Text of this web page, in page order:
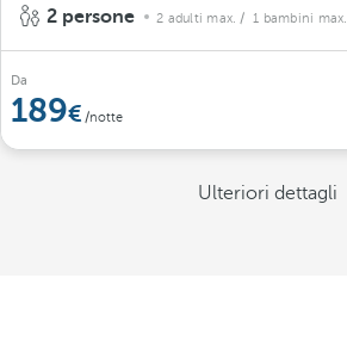
2 persone 2 adulti max. / 1 bambini max.
Da
189 /notte
Ulteriori dettagli